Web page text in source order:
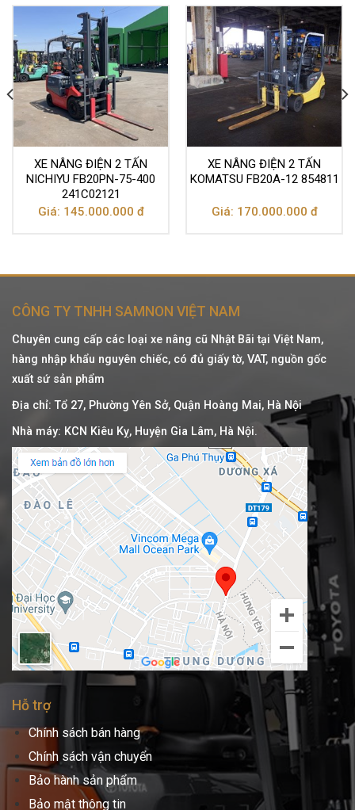
XE NÂNG ĐIỆN 2 TẤN
NICHIYU FB20PN-75-400
241C02121
Giá: 145.000.000 đ
XE NÂNG ĐIỆN 2 TẤN
KOMATSU FB20A-12 854811
Giá: 170.000.000 đ
CÔNG TY TNHH SAMNON VIỆT NAM
Chuyên cung cấp các loại xe nâng cũ Nhật Bãi tại Việt Nam,
hàng nhập khẩu nguyên chiếc, có đủ giấy tờ, VAT, nguồn gốc
xuất sứ sản phẩm
Địa chỉ: Tổ 27, Phường Yên Sở, Quận Hoàng Mai, Hà Nội
Nhà máy: KCN Kiêu Kỵ, Huyện Gia Lâm, Hà Nội.
Hỗ trợ
Chính sách bán hàng
Chính sách vận chuyển
Bảo hành sản phẩm
Bảo mật thông tin